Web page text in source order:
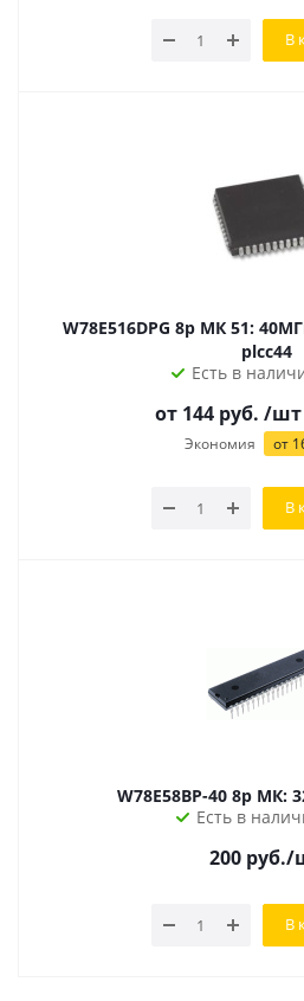
В
W78E516DPG 8р МК 51: 40МГц/flash:64k/ram:512
plcc44
Есть в
от 144 руб. /шт
Экономия от
В
Есть в
200руб./
В